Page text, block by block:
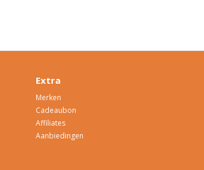
Extra
Merken
Cadeaubon
Affiliates
Aanbiedingen